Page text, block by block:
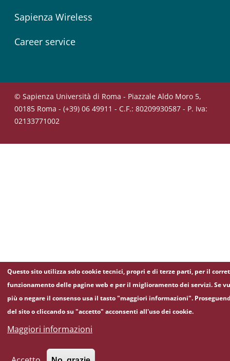
Sapienza Wireless
Career service
© Sapienza Università di Roma - Piazzale Aldo Moro 5,
00185 Roma - (+39) 06 49911 - C.F.: 80209930587 - P. Iva:
02133771002
Questo sito utilizza solo cookie tecnici, propri e di terze parti, per il
funzionamento delle pagine web e per il miglioramento dei servizi. Se
più o negare il consenso usa il tasto "maggiori informazioni".
del sito o cliccando su "accetto" acconsenti all'uso dei cookie.
Maggiori informazioni